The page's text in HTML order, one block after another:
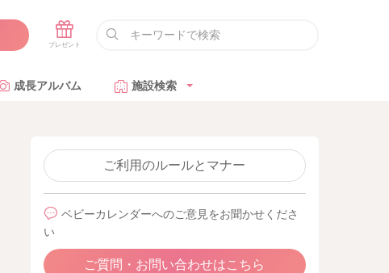
成長アルバム 施設検索
ご利用のルールとマナー
ベビーカレンダーへのご意見をお聞かせくださ
い
ご質問・お問い合わせはこちら